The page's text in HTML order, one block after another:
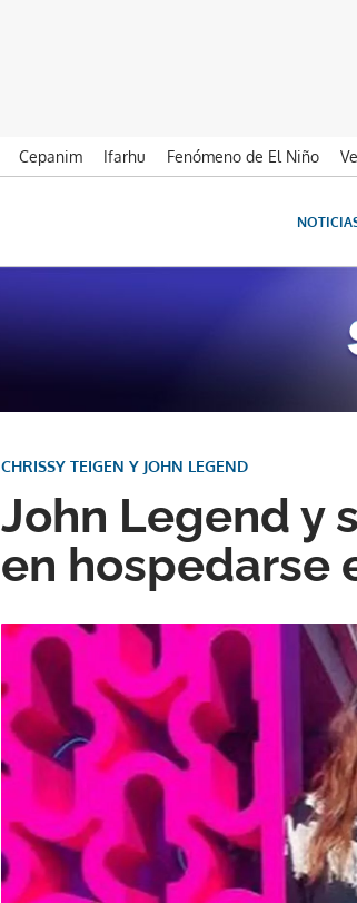
Cepanim Ifarhu Fenómeno de El Niño
John Legend y
en hospedarse
CHRISSY TEIGEN Y JOHN LEGEND